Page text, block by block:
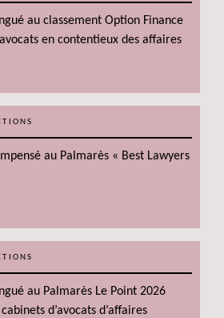
au classement Option Finance
en contentieux des affaires
au Palmarès « Best Lawyers
au Palmarès Le Point 2026
d’avocats d’affaires